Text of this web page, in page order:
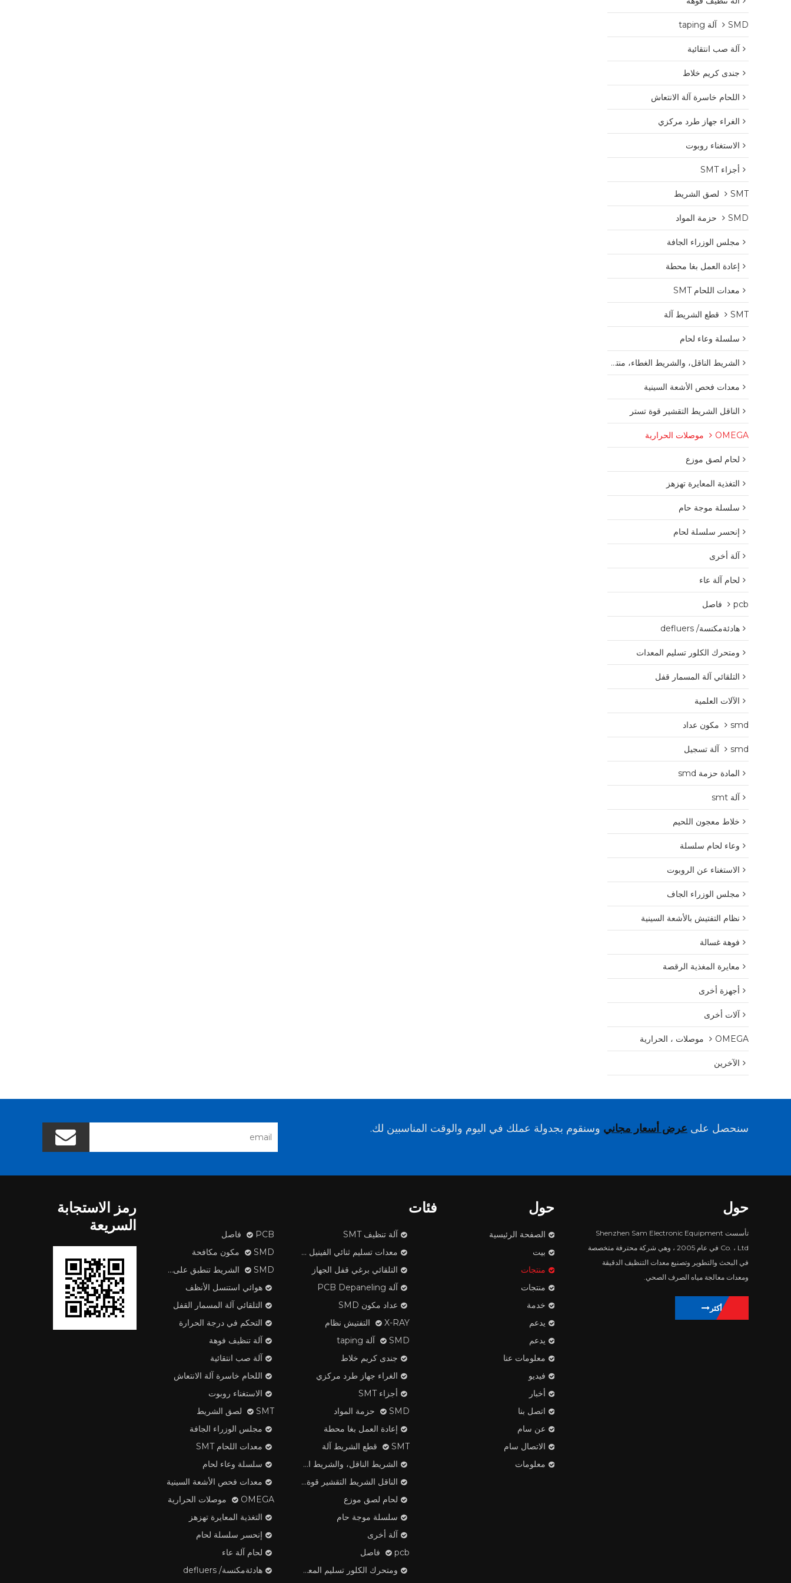
SMD آلة taping
آلة صب انتقائية
جندى كريم خلاط
اللحام خاسرة آلة الانتعاش
الغراء جهاز طرد مركزي
الاستغناء روبوت
أجزاء SMT
SMT لصق الشريط
SMD حزمة المواد
مجلس الوزراء الجافة
إعادة العمل بغا محطة
معدات اللحام SMT
SMT قطع الشريط آلة
سلسلة وعاء لحام
الشريط الناقل، والشريط الغطاء، منتجات البلاستيك بكرة
معدات فحص الأشعة السينية
الناقل الشريط التقشير قوة تستر
OMEGA موصلات الحرارية
لحام لصق موزع
التغذية المعايرة تهزهز
سلسلة موجة حام
إنحسر سلسلة لحام
آلة أخرى
لحام آلة عاء
pcb فاصل
هادئةمكنسة/ defluers
ومتحرك الكلور تسليم المعدات
التلقائي آلة المسمار قفل
الآلات العلمية
smd مكون عداد
smd آلة تسجيل
المادة حزمة smd
آلة smt
خلاط معجون اللحيم
وعاء لحام سلسلة
الاستغناء عن الروبوت
مجلس الوزراء الجاف
نظام التفتيش بالأشعة السينية
فوهة غسالة
معايرة المغذية الرقصة
أجهزة أخرى
آلات أخرى
OMEGA موصلات ، الحرارية
الآخرين
سنحصل على عرض أسعار مجاني وسنقوم بجدولة عملك في اليوم والوقت المناسبين لك.
حول
تأسست Shenzhen Sam Electronic Equipment
Co. ، Ltd في عام 2005 ، وهي شركة محترفة متخصصة
في البحث والتطوير وتصنيع معدات التنظيف الدقيقة
ومعدات معالجة مياه الصرف الصحي.
يتعلم أكثر
حول
الصفحة الرئيسية
بيت
منتجات
منتجات
خدمة
يدعم
يدعم
معلومات عنا
فيديو
أخبار
اتصل بنا
عن سام
الاتصال سام
معلومات
فئات
PCB فاصل
آلة تنظيف SMT
SMD مكون مكافحة
معدات تسليم ثنائي الفينيل متعدد الكلور
SMD الشريط تنطبق على آلة
التلقائي برغي قفل الجهاز
هوائي استنسل الأنظف
آلة PCB Depaneling
التلقائي آلة المسمار القفل
عداد مكون SMD
التحكم في درجة الحرارة
X-RAY التفتيش نظام
آلة تنظيف فوهة
SMD آلة taping
آلة صب انتقائية
جندى كريم خلاط
اللحام خاسرة آلة الانتعاش
الغراء جهاز طرد مركزي
الاستغناء روبوت
أجزاء SMT
SMT لصق الشريط
SMD حزمة المواد
مجلس الوزراء الجافة
إعادة العمل بغا محطة
معدات اللحام SMT
SMT قطع الشريط آلة
سلسلة وعاء لحام
الشريط الناقل، والشريط الغطاء، منتجات البلاستيك بكرة
معدات فحص الأشعة السينية
الناقل الشريط التقشير قوة تستر
OMEGA موصلات الحرارية
لحام لصق موزع
التغذية المعايرة تهزهز
سلسلة موجة حام
إنحسر سلسلة لحام
آلة أخرى
لحام آلة عاء
pcb فاصل
هادئةمكنسة/ defluers
ومتحرك الكلور تسليم المعدات
رمز الاستجابة
السريعة